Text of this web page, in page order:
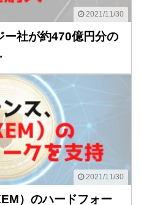
2021/11/30
ー社が約470億円分の
2021/11/30
）のハードフォー